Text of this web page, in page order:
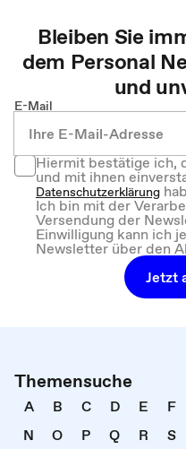
Bleiben Sie
dem Personal
und
E-Mail
Hiermit bestätige ich,
und mit ihnen
Datenschutzerklärung
Ich bin mit der
Versendung der
Einwilligung kann ich
Newsletter über den
Jetzt
Themensuche
A B C D E F
N
O P Q R S